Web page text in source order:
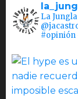
La
#opinión